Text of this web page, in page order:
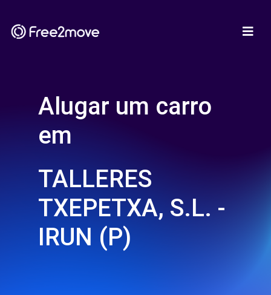
Alugar um carro
em
TALLERES
TXEPETXA, S.L. -
IRUN (P)